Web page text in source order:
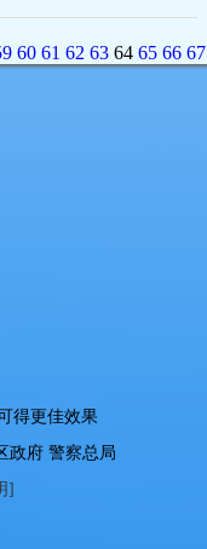
60 61 62 63 64 65 66 67
得更佳效果
政府 警察总局
]